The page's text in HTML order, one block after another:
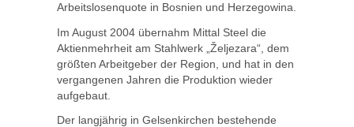
Arbeitslosenquote in Bosnien und Herzegowina.
Im August 2004 übernahm Mittal Steel die
Aktienmehrheit am Stahlwerk „Željezara“, dem
größten Arbeitgeber der Region, und hat in den
vergangenen Jahren die Produktion wieder
aufgebaut.
Der langjährig in Gelsenkirchen bestehende